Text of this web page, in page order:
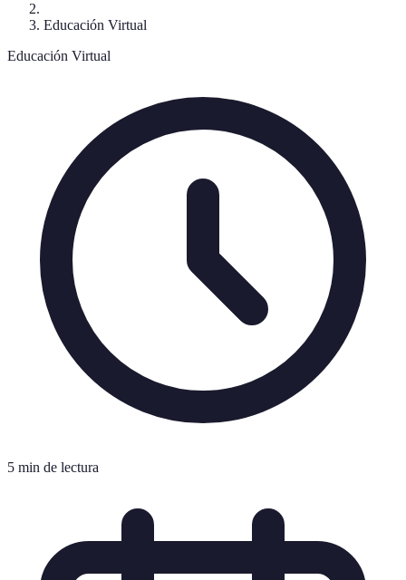
Educación Virtual
Educación Virtual
5 min de lectura